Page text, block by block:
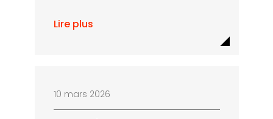
Lire plus
10 mars 2026